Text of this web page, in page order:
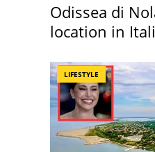
Odissea di
location in
LIFESTYLE